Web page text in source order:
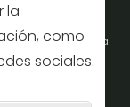
la
como
sociales.
y la Empresa
2022